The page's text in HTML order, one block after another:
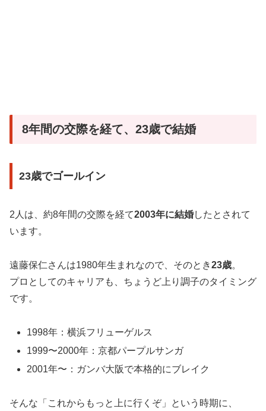
8年間の交際を経て、23歳で結婚
23歳でゴールイン
2人は、約8年間の交際を経て2003年に結婚したとされて
います。
遠藤保仁さんは1980年生まれなので、そのとき23歳。
プロとしてのキャリアも、ちょうど上り調子のタイミング
です。
1998年：横浜フリューゲルス
1999〜2000年：京都パープルサンガ
2001年〜：ガンバ大阪で本格的にブレイク
そんな「これからもっと上に行くぞ」という時期に、